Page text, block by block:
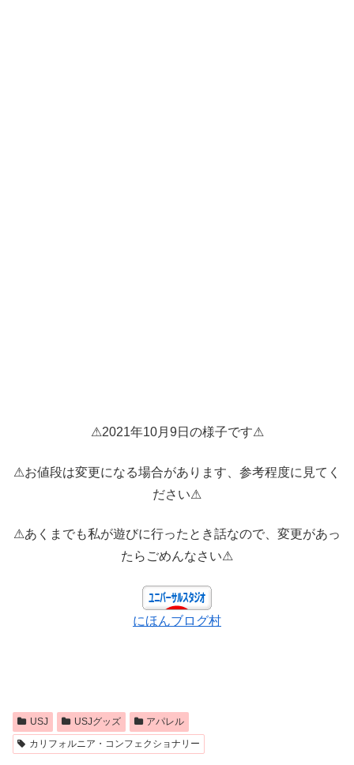
⚠2021年10月9日の様子です⚠
⚠お値段は変更になる場合があります、参考程度に見てく
ださい⚠
⚠あくまでも私が遊びに行ったとき話なので、変更があっ
たらごめんなさい⚠
にほんブログ村
USJ USJグッズ
アパレル
カリフォルニア・コンフェクショナリー